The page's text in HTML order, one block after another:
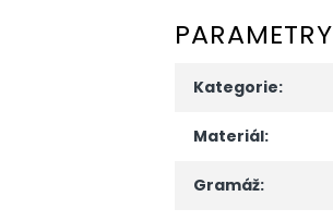
PARAMETRY
Kategorie:
Materiál:
Gramáž: